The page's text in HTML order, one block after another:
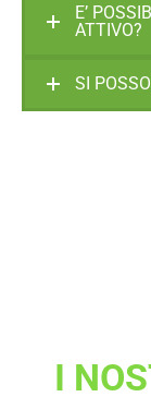
E’
ATTIVO?
SI
I